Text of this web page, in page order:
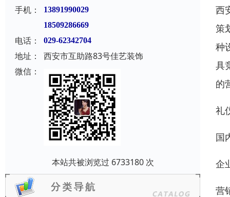
手机：
13891990029
18509286669
电话： 029-62342704
地址：
西安市互助路83号佳艺装饰
微信：
本站共被浏览过 6733180 次
西
策
种
具
的
礼
国
企
营